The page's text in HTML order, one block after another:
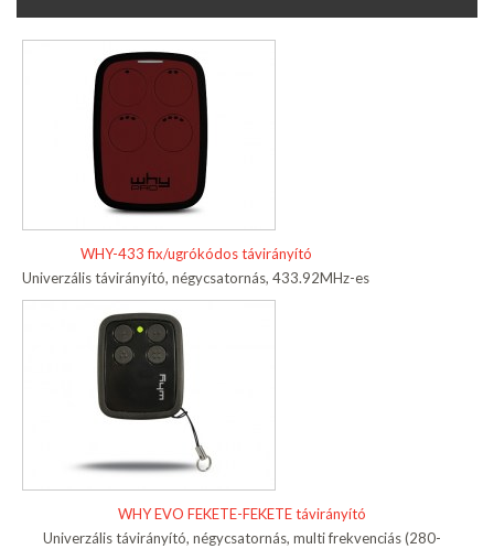
WHY-433 fix/ugrókódos távirányító
Univerzális távirányító, négycsatornás, 433.92MHz-es
WHY EVO FEKETE-FEKETE távirányító
Univerzális távirányító, négycsatornás, multi frekvenciás (280-